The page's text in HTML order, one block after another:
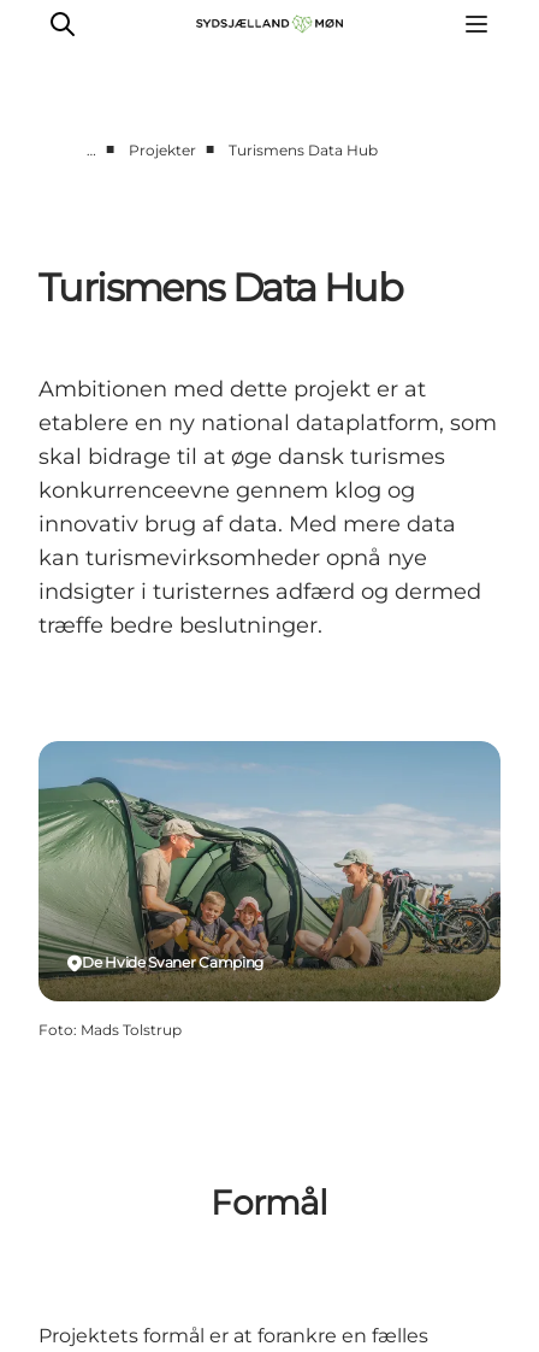
Projekter
Billeddatabase
… ■ Projekter ■ Turismens Data Hub
Turismens Data Hub
Ambitionen med dette projekt er at
etablere en ny national dataplatform, som
skal bidrage til at øge dansk turismes
konkurrenceevne gennem klog og
innovativ brug af data. Med mere data
kan turismevirksomheder opnå nye
indsigter i turisternes adfærd og dermed
træffe bedre beslutninger.
De Hvide Svaner Camping
Foto: Mads Tolstrup
Formål
Projektets formål er at forankre en fælles